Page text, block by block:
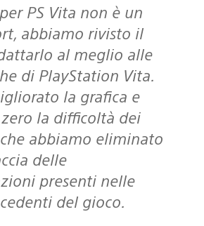
abbiamo rivisto il
al meglio alle
di PlayStation Vita.
la grafica e
la difficoltà dei
abbiamo eliminato
delle
presenti nelle
del gioco.